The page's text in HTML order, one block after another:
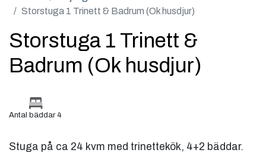
Storstuga 1 Trinett & Badrum (Ok husdjur)
Storstuga 1 Trinett &
Badrum (Ok husdjur)
Antal bäddar 4
Stuga på ca 24 kvm med trinettekök, 4+2 bäddar.